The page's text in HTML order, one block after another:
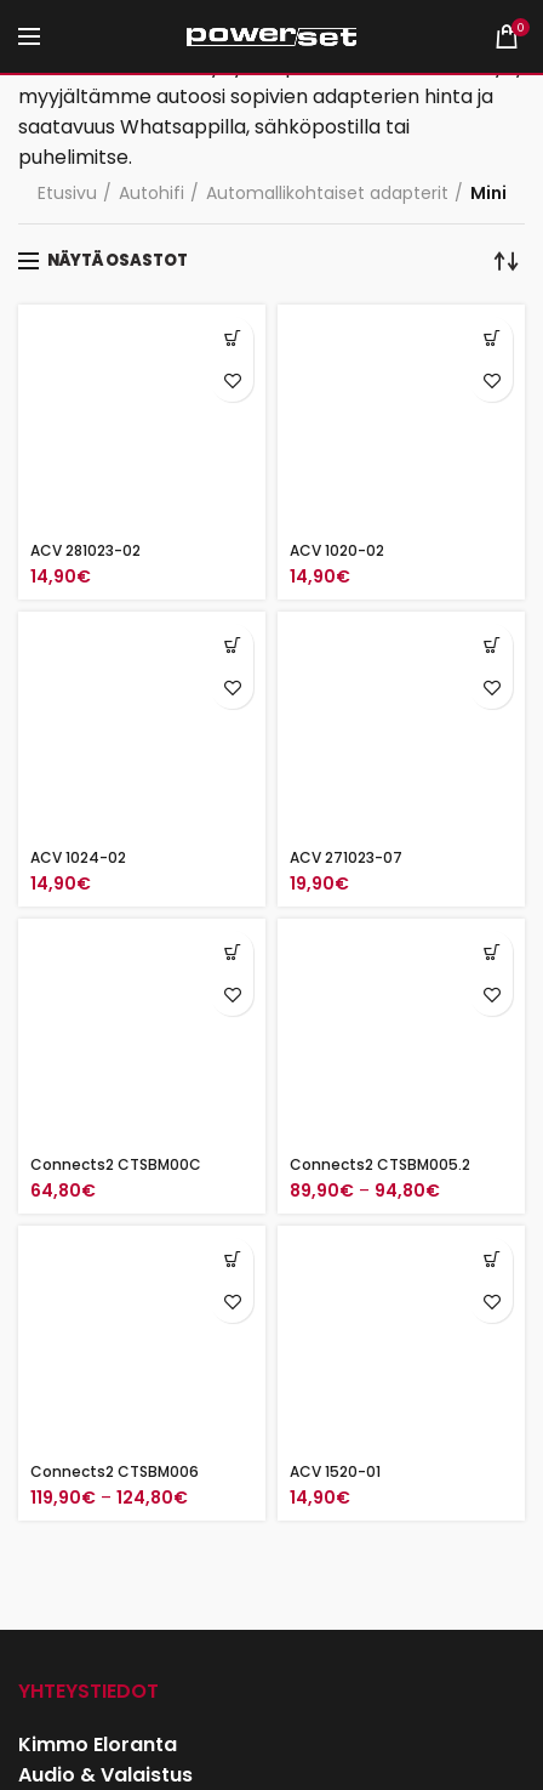
0
Jos tältä sivulta ei löydy adaptereita autoosi, niin kysy
myyjältämme autoosi sopivien adapterien hinta ja
saatavuus Whatsappilla, sähköpostilla tai
puhelimitse.
Etusivu Autohifi Automallikohtaiset adapterit Mini
NÄYTÄ OSASTOT
ACV 281023-02
14,90€
ACV 1020-02
14,90€
ACV 1024-02
14,90€
ACV 271023-07
19,90€
Connects2 CTSBM00C
64,80€
Connects2 CTSBM005.2
89,90€ – 94,80€Hintaluokka:
94,80€
Connects2 CTSBM006
119,90€ – 124,80€Hintaluokka:
ACV 1520-01
14,90€
YHTEYSTIEDOT
Kimmo Eloranta
Audio & Valaistus